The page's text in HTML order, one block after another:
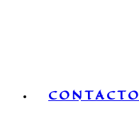
CONTACTO